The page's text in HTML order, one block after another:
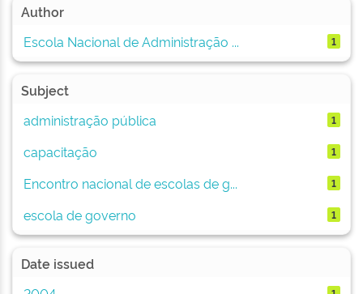
Author
Escola Nacional de Administração ...
1
Subject
administração pública
1
capacitação 1
Encontro nacional de escolas de g... 1
escola de governo 1
Date issued